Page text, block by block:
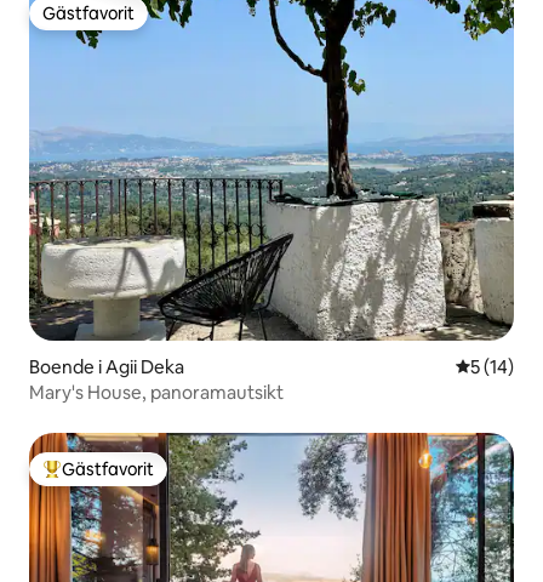
Gästfavorit
Gästfavorit
Boende i Agii Deka 5 av 5 i
5 (14)
Mary's House, panoramautsikt
Populär gästfavorit
Gästfavorit